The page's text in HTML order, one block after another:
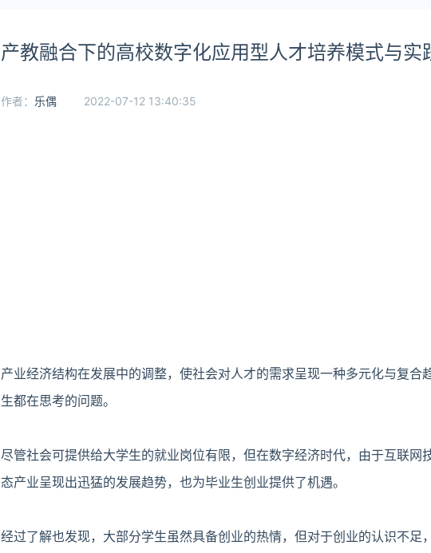
产教融合下的高校数字化应用型人才培养模式与实
作者： 乐偶 2022-07-12 13:40:35
产业经济结构在发展中的调整，使社会对人才的需求呈现一种多元化与复合
生都在思考的问题。
尽管社会可提供给大学生的就业岗位有限，但在数字经济时代，由于互联网
态产业呈现出迅猛的发展趋势，也为毕业生创业提供了机遇。
经过了解也发现，大部分学生虽然具备创业的热情，但对于创业的认识不足